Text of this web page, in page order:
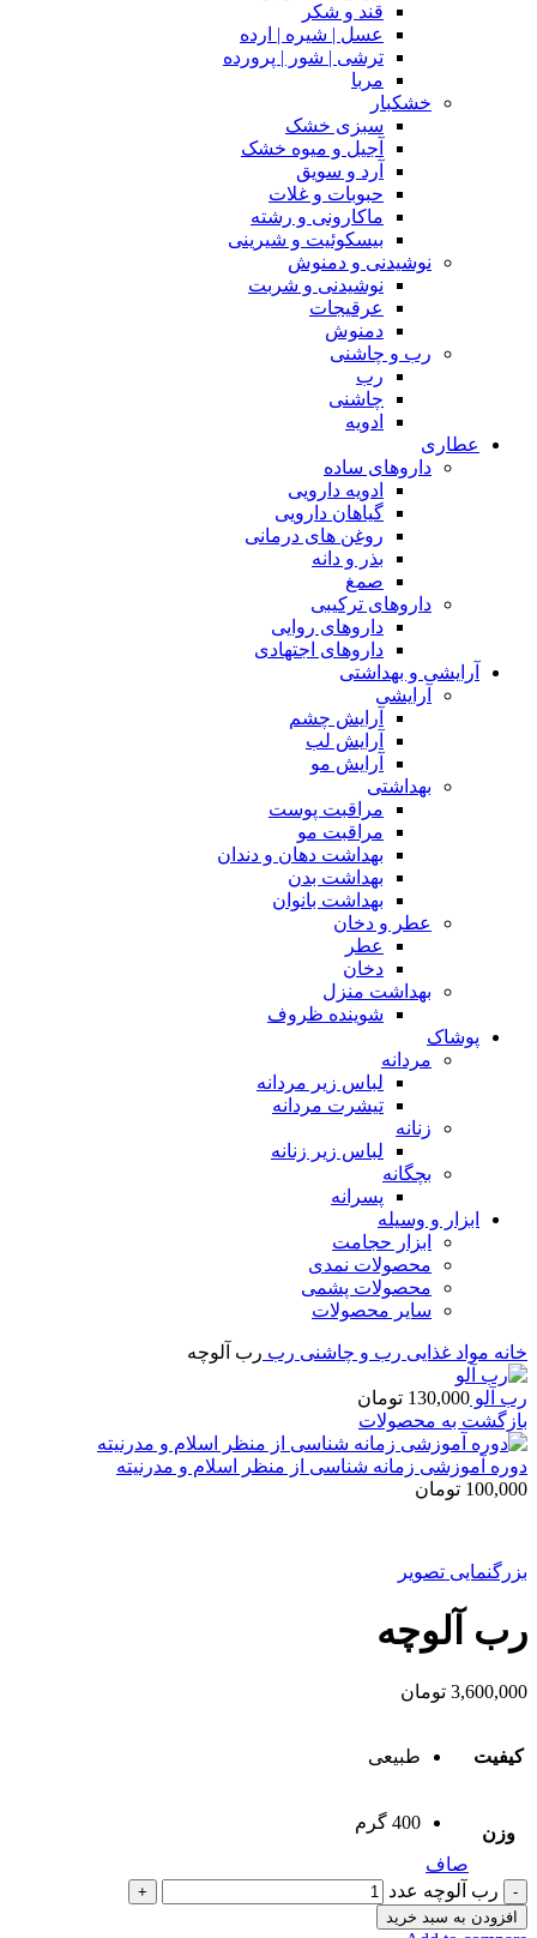
قند و شکر
عسل | شیره | ارده
ترشی | شور | پرورده
مربا
خشکبار
سبزی خشک
آجیل و میوه خشک
آرد و سویق
حبوبات و غلات
ماکارونی و رشته
بیسکوئیت و شیرینی
نوشیدنی و دمنوش
نوشیدنی و شربت
عرقیجات
دمنوش
رب و چاشنی
رب
چاشنی
ادویه
عطاری
داروهای ساده
ادویه دارویی
گیاهان دارویی
روغن های درمانی
بذر و دانه
صمغ
داروهای ترکیبی
داروهای روایی
داروهای اجتهادی
آرایشی و بهداشتی
آرایشی
آرایش چشم
آرایش لب
آرایش مو
بهداشتی
مراقبت پوست
مراقبت مو
بهداشت دهان و دندان
بهداشت بدن
بهداشت بانوان
عطر و دخان
عطر
دخان
بهداشت منزل
شوینده ظروف
پوشاک
مردانه
لباس زیر مردانه
تیشرت مردانه
زنانه
لباس زیر زنانه
بچگانه
پسرانه
ابزار و وسیله
ابزار حجامت
محصولات نمدی
محصولات پشمی
سایر محصولات
خانه مواد غذایی رب و چاشنی رب رب آلوچه
رب آلو 130,000 تومان
بازگشت به محصولات
دوره آموزشی زمانه شناسی از منظر اسلام و مدرنیته
100,000 تومان
بزرگنمایی تصویر
رب آلوچه
3,600,000 تومان
کیفیت طبیعی
وزن
400 گرم
صاف
رب آلوچه عدد
افزودن به سبد خرید